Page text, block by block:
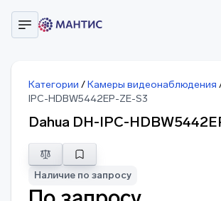
Категории /Камеры видеонаблюдения
IPC-HDBW5442EP-ZE-S3
Dahua DH-IPC-
Наличие по запросу